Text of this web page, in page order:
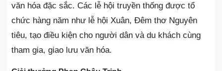
văn hóa đặc sắc. Các lễ hội truyền thống được tổ
chức hàng năm như lễ hội Xuân, Đêm thơ Nguyên
tiêu, tạo điều kiện cho người dân và du khách cùng
tham gia, giao lưu văn hóa.